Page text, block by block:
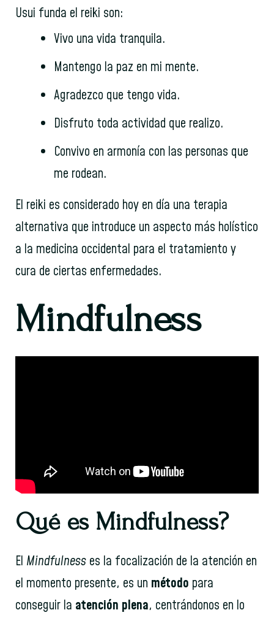
Usui funda el reiki son:
Vivo una vida tranquila.
Mantengo la paz en mi mente.
Agradezco que tengo vida.
Disfruto toda actividad que realizo.
Convivo en armonía con las personas que
me rodean.
El reiki es considerado hoy en día una terapia
alternativa que introduce un aspecto más holístico
a la medicina occidental para el tratamiento y
cura de ciertas enfermedades.
Mindfulness
Qué es Mindfulness?
El Mindfulness es la focalización de la atención en
el momento presente, es un método para
conseguir la atención plena, centrándonos en lo